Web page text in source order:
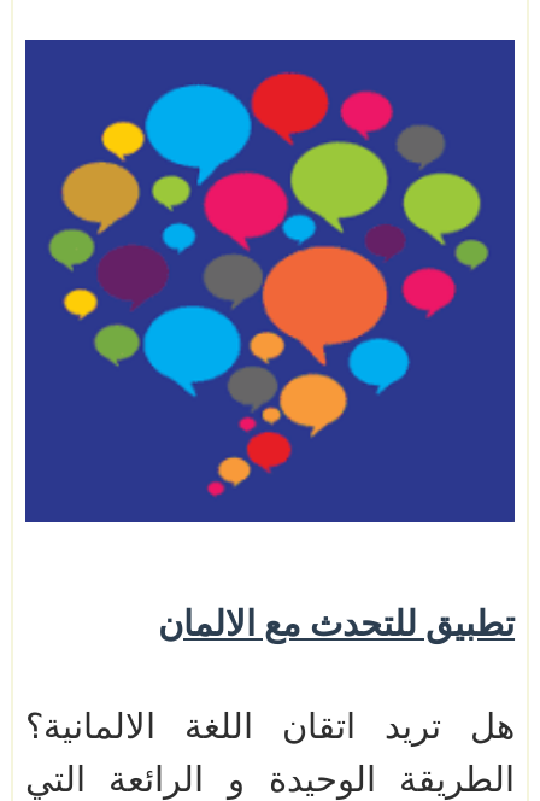
تطبيق للتحدث مع الالمان
هل تريد اتقان اللغة الالمانية؟
الطريقة الوحيدة و الرائعة التي